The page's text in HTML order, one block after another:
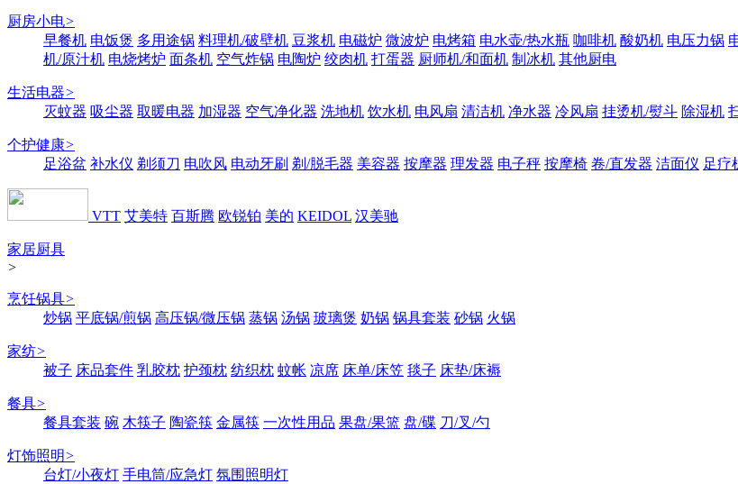
厨房小电>
早餐机 电饭煲 多用途锅 料理机/破壁机 豆浆机 电磁炉 微波炉 电烤箱 电水壶/热水瓶 咖啡机 酸奶机 电压力锅
机/原汁机 电烧烤炉 面条机 空气炸锅 电陶炉 绞肉机 打蛋器 厨师机/和面机 制冰机 其他厨电
生活电器>
灭蚊器 吸尘器 取暖电器 加湿器 空气净化器 洗地机 饮水机 电风扇 清洁机 净水器 冷风扇 挂烫机/熨斗 除湿机
个护健康>
足浴盆 补水仪 剃须刀 电吹风 电动牙刷 剃/脱毛器 美容器 按摩器 理发器 电子秤 按摩椅 卷/直发器 洁面仪 足疗
VTT 艾美特 百斯腾 欧锐铂 美的 KEIDOL 汉美驰
家居厨具
>
烹饪锅具>
炒锅 平底锅/煎锅 高压锅/微压锅 蒸锅 汤锅 玻璃煲 奶锅 锅具套装 砂锅 火锅
家纺>
被子 床品套件 乳胶枕 护颈枕 纺织枕 蚊帐 凉席 床单/床笠 毯子 床垫/床褥
餐具>
餐具套装 碗 木筷子 陶瓷筷 金属筷 一次性用品 果盘/果篮 盘/碟 刀/叉/勺
灯饰照明>
台灯/小夜灯 手电筒/应急灯 氛围照明灯